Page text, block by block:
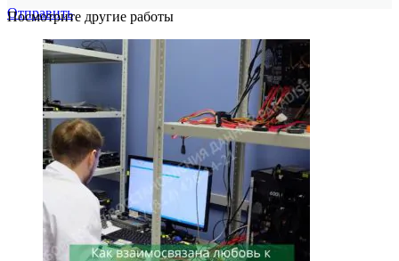
Отправить
Посмотрите другие работы